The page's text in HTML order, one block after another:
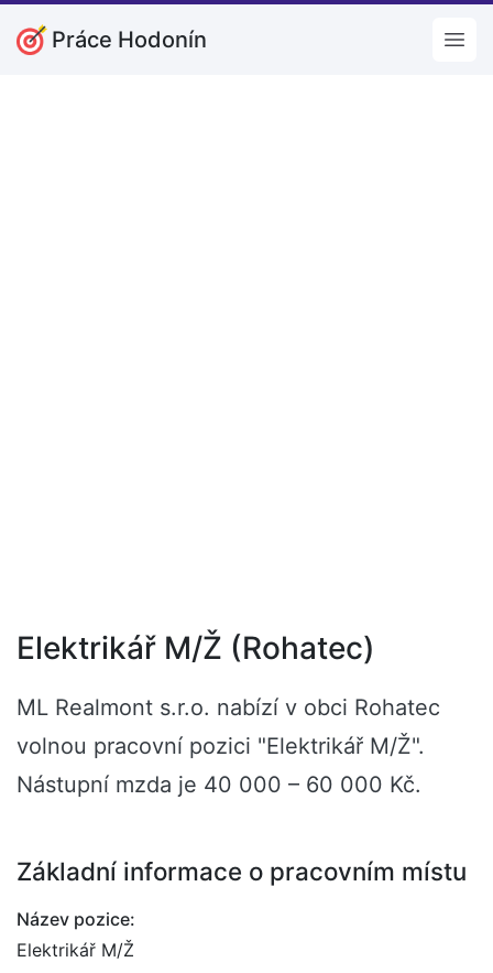
Práce Hodonín
Elektrikář M/Ž (Rohatec)
ML Realmont s.r.o. nabízí v obci Rohatec
volnou pracovní pozici "Elektrikář M/Ž".
Nástupní mzda je 40 000 – 60 000 Kč.
Základní informace o pracovním místu
Název pozice:
Elektrikář M/Ž